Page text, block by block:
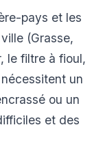
pays et les
(Grasse,
le filtre à fioul,
un
ou un
et des